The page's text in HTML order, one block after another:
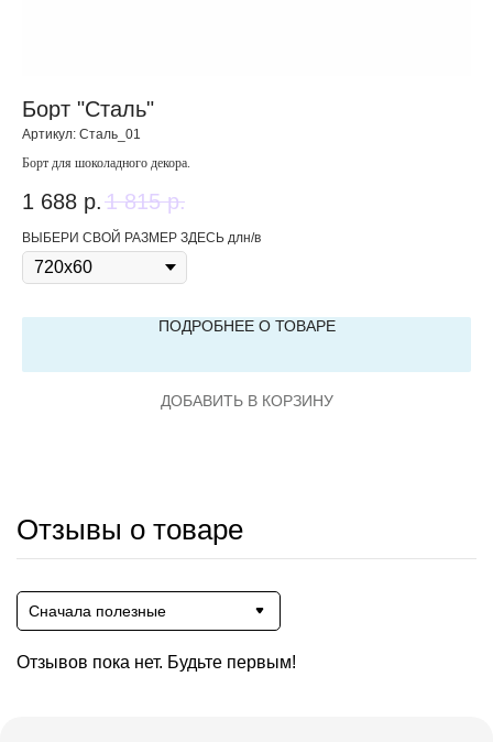
Борт "Сталь"
Артикул: Сталь_01
Борт для шоколадного декора.
1 688 р. 1 815 р.
ВЫБЕРИ СВОЙ РАЗМЕР ЗДЕСЬ длн/в
ПОДРОБНЕЕ О ТОВАРЕ
ДОБАВИТЬ В КОРЗИНУ
Отзывы о товаре
Сначала полезные
Отзывов пока нет. Будьте первым!